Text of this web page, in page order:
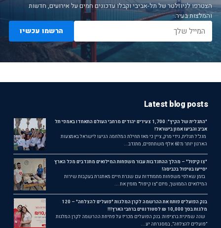
הצטרפו לניוזלטר של תל-אביבי וקבלו עדכונים חמים על אירועים, חדשות
והמלצות בעיר.
הרשמו עכשיו
Latest blog posts
"התגלית של הקיץ": 1,700 צעירים יהודים מרחבי העולם התאחדו באמפי תל
אביב והביעו אמון בישראל!
מנכ"ל תגלית, גידי מרק, ציין כי מאז תחילת המלחמה הגיעו לישראל באמצעות
הארגון יותר מ־60 אלף משתתפים, מתנדב...
"צו קיפול" – מהלך ההתנדבות עבור משפחות המילואים מתנדבים מכל הארץ
יסייעו בטיפול בכביסה!
בזמן שאלפי משפחות מתמודדות עם שגרת חיים מאתגרת בעקבות שירות
המילואים הממושך, מיזם "צו קיפול" מזמין את ...
בנק הפועלים פותח את ההרשמה לקרן המלגות "פועלים להצלחה" – 120
מלגות בסך 10,000 ₪ לסטודנטים ברחבי הארץ!!!
שנה שמינית ברציפות: בנק הפועלים מכריז על פתיחת ההרשמה לקרן המלגות
"פועלים להצלחה", במסגרתה יע...